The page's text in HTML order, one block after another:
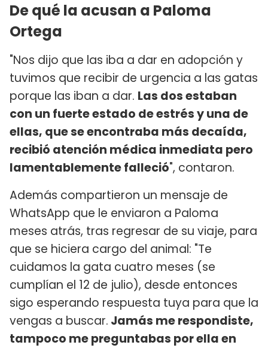
De qué la acusan a Paloma
Ortega
"Nos dijo que las iba a dar en adopción y
tuvimos que recibir de urgencia a las gatas
porque las iban a dar. Las dos estaban
con un fuerte estado de estrés y una de
ellas, que se encontraba más decaída,
recibió atención médica inmediata pero
lamentablemente falleció", contaron.
Además compartieron un mensaje de
WhatsApp que le enviaron a Paloma
meses atrás, tras regresar de su viaje, para
que se hiciera cargo del animal: "Te
cuidamos la gata cuatro meses (se
cumplían el 12 de julio), desde entonces
sigo esperando respuesta tuya para que la
vengas a buscar. Jamás me respondiste,
tampoco me preguntabas por ella en